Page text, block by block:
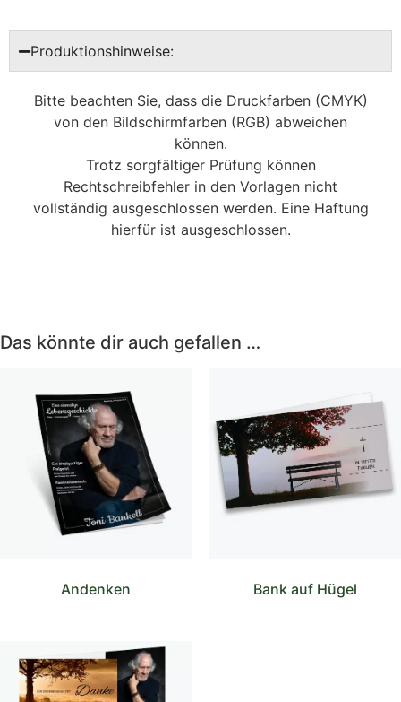
Produktionshinweise:
Bitte beachten Sie, dass die Druckfarben (CMYK)
von den Bildschirmfarben (RGB) abweichen
können.
Trotz sorgfältiger Prüfung können
Rechtschreibfehler in den Vorlagen nicht
vollständig ausgeschlossen werden. Eine Haftung
hierfür ist ausgeschlossen.
Das könnte dir auch gefallen …
Andenken Bank auf Hügel